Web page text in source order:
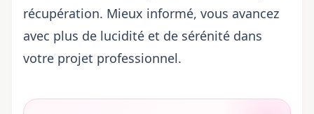
récupération. Mieux informé, vous avancez
avec plus de lucidité et de sérénité dans
votre projet professionnel.